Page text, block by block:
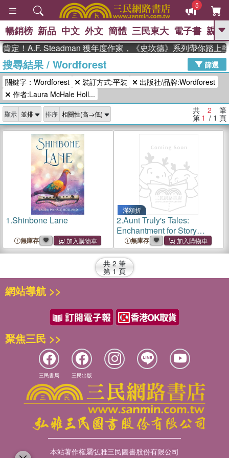
5
GO
熱搜： 高希均教授回憶錄
、 The Odyssey 、 父親節 、 如果歷
史是一群喵 、 暑期推薦 、 國際布克
登輝時代 、 數學女孩：黎曼猜想 、
偉大的迷走神經
暢銷榜 新品 中文 外文 簡體 三民東大 電子書 親子
定！A.F. Steadman 獲年度作家，《史坎德》系列帶你踏上
搜尋結果/ Wordforest
篩選
關鍵字：Wordforest
裝訂方式:平裝
出版社/品牌:Wordforest
作者:Laura McHale Holl...
顯示 排序 共 2 筆
第 1 / 1 頁
1.Shinbone Lane
無庫存
滿額折
2.Aunt Truly's Tales:
Enchantment for Story
Lovers無庫存
共 2 筆
第 1 頁
網站導航 >>
聚焦三民 >>
三民書局 三民出版
本站著作權屬弘雅三民圖書股份有限公司